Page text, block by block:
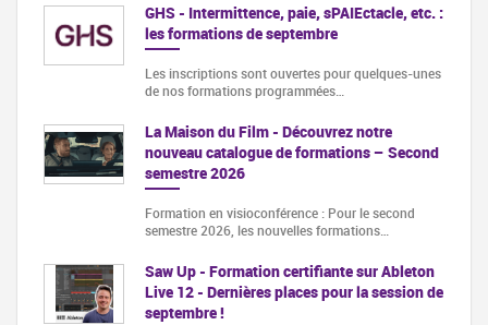
GHS - Intermittence, paie, sPAIEctacle, etc. :
les formations de septembre
Les inscriptions sont ouvertes pour quelques-unes
de nos formations programmées…
La Maison du Film - Découvrez notre
nouveau catalogue de formations – Second
semestre 2026
Formation en visioconférence : Pour le second
semestre 2026, les nouvelles formations…
Saw Up - Formation certifiante sur Ableton
Live 12 - Dernières places pour la session de
septembre !